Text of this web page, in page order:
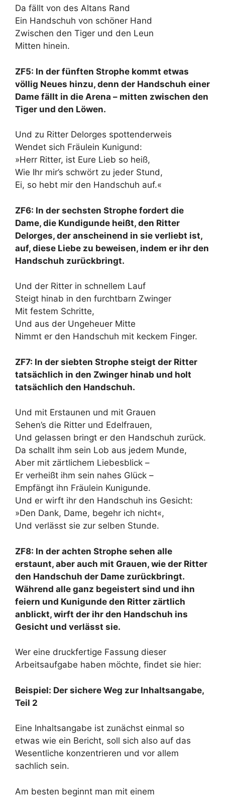
Da fällt von des Altans Rand
Ein Handschuh von schöner Hand
Zwischen den Tiger und den Leun
Mitten hinein.
ZF5: In der fünften Strophe kommt etwas
völlig Neues hinzu, denn der Handschuh einer
Dame fällt in die Arena – mitten zwischen den
Tiger und den Löwen.
Und zu Ritter Delorges spottenderweis
Wendet sich Fräulein Kunigund:
»Herr Ritter, ist Eure Lieb so heiß,
Wie Ihr mir’s schwört zu jeder Stund,
Ei, so hebt mir den Handschuh auf.«
ZF6: In der sechsten Strophe fordert die
Dame, die Kundigunde heißt, den Ritter
Delorges, der anscheinend in sie verliebt ist,
auf, diese Liebe zu beweisen, indem er ihr den
Handschuh zurückbringt.
Und der Ritter in schnellem Lauf
Steigt hinab in den furchtbarn Zwinger
Mit festem Schritte,
Und aus der Ungeheuer Mitte
Nimmt er den Handschuh mit keckem Finger.
ZF7: In der siebten Strophe steigt der Ritter
tatsächlich in den Zwinger hinab und holt
tatsächlich den Handschuh.
Und mit Erstaunen und mit Grauen
Sehen’s die Ritter und Edelfrauen,
Und gelassen bringt er den Handschuh zurück.
Da schallt ihm sein Lob aus jedem Munde,
Aber mit zärtlichem Liebesblick –
Er verheißt ihm sein nahes Glück –
Empfängt ihn Fräulein Kunigunde.
Und er wirft ihr den Handschuh ins Gesicht:
»Den Dank, Dame, begehr ich nicht«,
Und verlässt sie zur selben Stunde.
ZF8: In der achten Strophe sehen alle
erstaunt, aber auch mit Grauen, wie der Ritter
den Handschuh der Dame zurückbringt.
Während alle ganz begeistert sind und ihn
feiern und Kunigunde den Ritter zärtlich
anblickt, wirft der ihr den Handschuh ins
Gesicht und verlässt sie.
Wer eine druckfertige Fassung dieser
Arbeitsaufgabe haben möchte, findet sie hier:
Beispiel: Der sichere Weg zur Inhaltsangabe,
Teil 2
Eine Inhaltsangabe ist zunächst einmal so
etwas wie ein Bericht, soll sich also auf das
Wesentliche konzentrieren und vor allem
sachlich sein.
Am besten beginnt man mit einem